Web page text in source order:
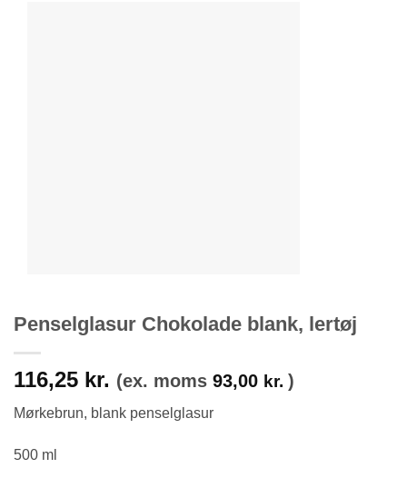
Penselglasur Chokolade blank, lertøj
116,25 kr. (ex. moms 93,00 kr. )
Mørkebrun, blank penselglasur
500 ml